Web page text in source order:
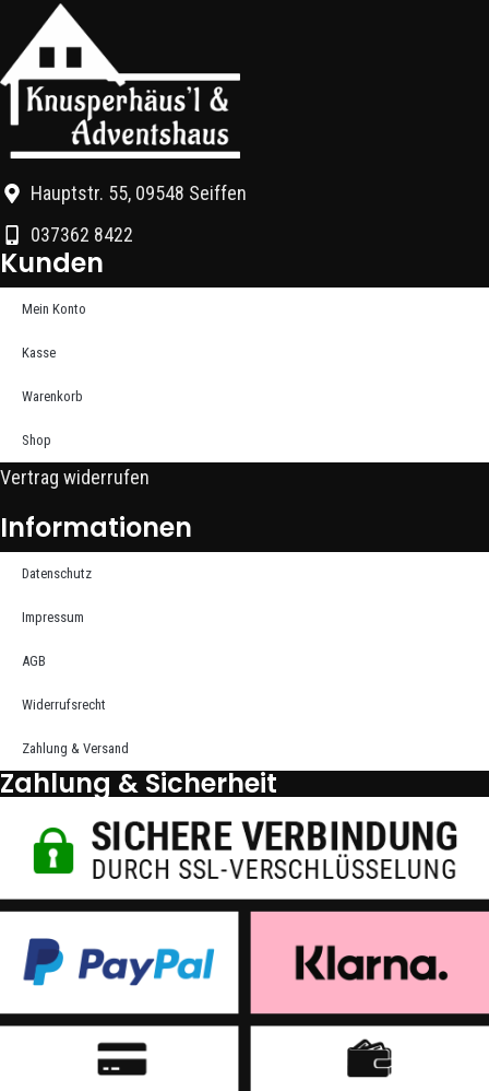
Hauptstr. 55, 09548 Seiffen
037362 8422
Kunden
Mein Konto
Kasse
Warenkorb
Shop
Vertrag widerrufen
Informationen
Datenschutz
Impressum
AGB
Widerrufsrecht
Zahlung & Versand
Zahlung & Sicherheit